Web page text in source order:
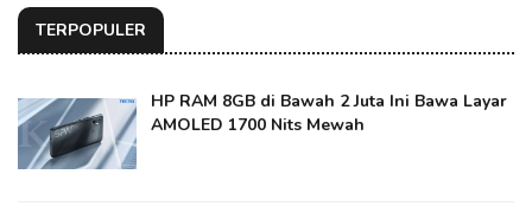
TERPOPULER
HP RAM 8GB di Bawah 2 Juta Ini Bawa Layar
AMOLED 1700 Nits Mewah